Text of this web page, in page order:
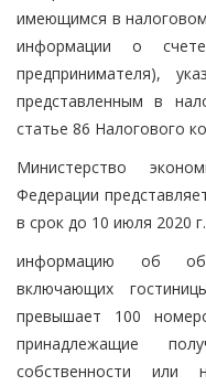
имеющимся в
информации о счете
предпринимателя),
представленным в
статье 86 Налогового
Министерство
Федерации
в срок до 10 июля 2020
информацию об
включающих
превышает 100
принадлежащие
собственности или